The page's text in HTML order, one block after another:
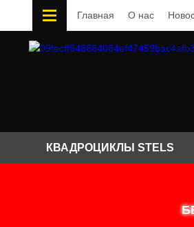
Главная О нас
КВАДРОЦИКЛЫ STELS